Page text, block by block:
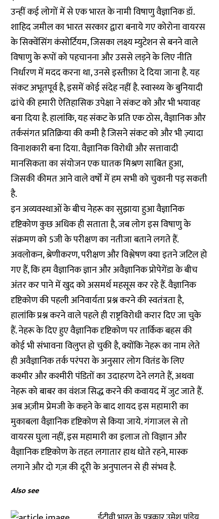
उन्हीं कई लोगों में से एक भारत के नामी विषाणु वैज्ञानिक डॉ.
शाहिद जमील का भारत सरकार द्वारा बनाये गए कोरोना वायरस
के सिक्वेंसिंग कंसोर्टियम, जिसका लक्ष्य म्युटेशन से बनने वाले
विषाणु के रूपों को पहचानना और उससे लड़ने के लिए नीति
निर्धारण में मदद करना था, उनसे इस्तीफ़ा दे दिया जाना है. यह
संकट अभूतपूर्व है, इसमें कोई संदेह नहीं है. स्वास्थ्य के बुनियादी
ढांचे की हमारी ऐतिहासिक उपेक्षा ने संकट को और भी भयावह
बना दिया है. हालांकि, यह संकट के प्रति एक ठोस, वैज्ञानिक और
तर्कसंगत प्रतिक्रिया की कमी है जिसने संकट को और भी ज़्यादा
विनाशकारी बना दिया. वैज्ञानिक विरोधी और सत्तावादी
मानसिकता का संयोजन एक घातक मिश्रण साबित हुआ,
जिसकी कीमत आने वाले वर्षों में हम सभी को चुकानी पड़ सकती
है.
इन अव्यवस्थाओं के बीच नेहरू का सुझाया हुआ वैज्ञानिक
दृष्टिकोण कुछ अधिक ही सताता है, जब लोग इस विषाणु के
संक्रमण को 5जी के परीक्षण का नतीजा बताने लगते हैं.
अवलोकन, श्रेणीकरण, परीक्षण और विश्लेषण क्या इतने जटिल हो
गए हैं, कि हम वैज्ञानिक ज्ञान और अवैज्ञानिक प्रोपेगेंडा के बीच
अंतर कर पाने में खुद को असमर्थ महसूस कर रहे हैं. वैज्ञानिक
दृष्टिकोण की पहली अनिवार्यता प्रश्न करने की स्वतंत्रता है,
हालांकि प्रश्न करने वाले पहले ही राष्ट्रविरोधी करार दिए जा चुके
हैं. नेहरू के दिए हुए वैज्ञानिक दृष्टिकोण पर तार्किक बहस की
कोई भी संभावना विलुप्त हो चुकी है, क्योंकि नेहरू का नाम लेते
ही अवैज्ञानिक तर्क परंपरा के अनुसार लोग वितंड के लिए
कश्मीर और कश्मीरी पंडितों का उदाहरण देने लगते हैं, अथवा
नेहरू को बाबर का वंशज सिद्ध करने की कवायद में जुट जाते हैं.
अब अज़ीम प्रेमजी के कहने के बाद शायद इस महामारी का
मुकाबला वैज्ञानिक दृष्टिकोण से किया जाये. गंगाजल से तो
वायरस घुला नहीं, इस महामारी का इलाज तो विज्ञान और
वैज्ञानिक दृष्टिकोण के तहत लगातार हाथ धोते रहने, मास्क
लगाने और दो गज़ की दूरी के अनुपालन से ही संभव है.
Also see